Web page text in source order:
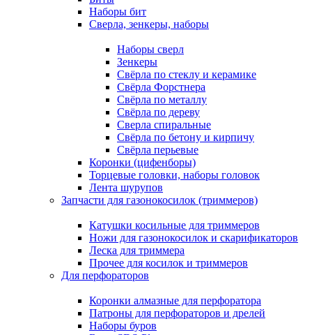
Наборы бит
Сверла, зенкеры, наборы
Наборы сверл
Зенкеры
Свёрла по стеклу и керамике
Свёрла Форстнера
Свёрла по металлу
Свёрла по дереву
Сверла спиральные
Свёрла по бетону и кирпичу
Свёрла перьевые
Коронки (цифенборы)
Торцевые головки, наборы головок
Лента шурупов
Запчасти для газонокосилок (триммеров)
Катушки косильные для триммеров
Ножи для газонокосилок и скарификаторов
Леска для триммера
Прочее для косилок и триммеров
Для перфораторов
Коронки алмазные для перфоратора
Патроны для перфораторов и дрелей
Наборы буров